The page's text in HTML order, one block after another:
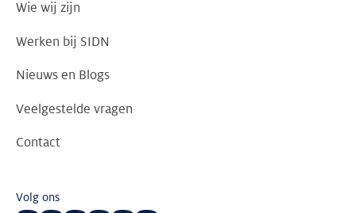
Wie wij zijn
Werken bij SIDN
Nieuws en Blogs
Veelgestelde vragen
Contact
Volg ons